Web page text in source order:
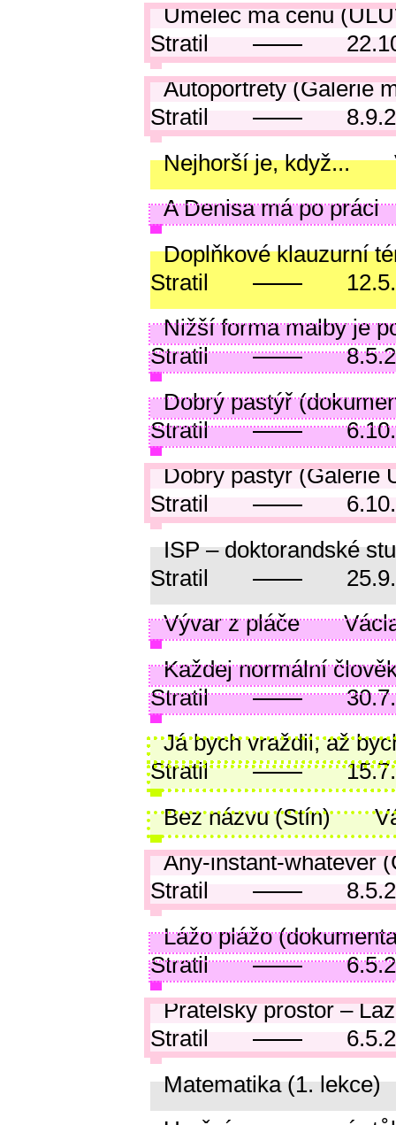
Umělec má cenu
Stratil
Autoportréty (Galerie
Stratil
Nejhorší je, když...
A Denisa má po práci
Doplňkové klauzurní
Stratil
Nižší forma malby je
Stratil
Dobrý pastýř
Stratil
Dobrý pastýř (Galerie
Stratil
ISP – doktorandské
Stratil
Vývar z pláče
Každej normální
Stratil
Já bych vraždil, až
Stratil
Bez názvu (Stín)
Any-instant-whatever
Stratil
Lážo plážo
Stratil
Přátelský prostor –
Stratil
Matematika (1. lekce)